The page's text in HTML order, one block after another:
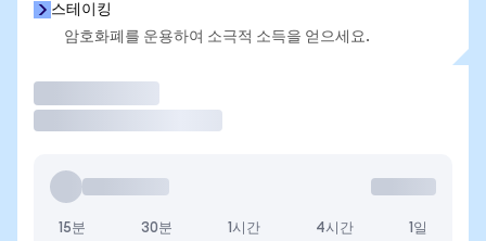
스테이킹
암호화폐를 운용하여 소극적 소득을 얻으세요.
15분 30분 1시간 4시간 1일